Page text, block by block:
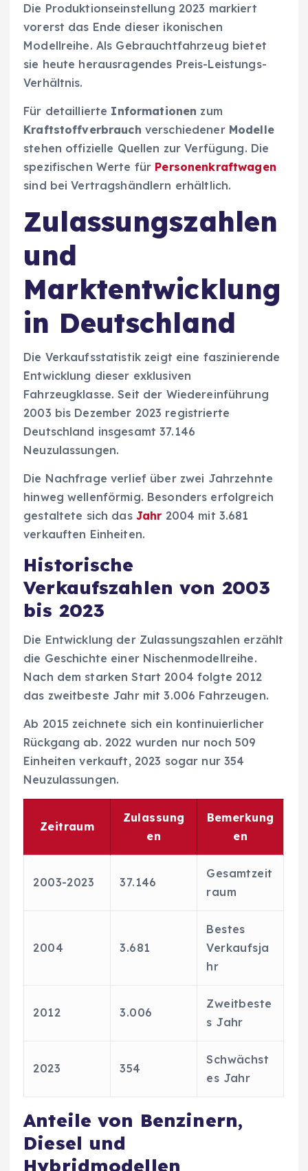
Die Produktionseinstellung 2023 markiert
vorerst das Ende dieser ikonischen
Modellreihe. Als Gebrauchtfahrzeug bietet
sie heute herausragendes Preis-Leistungs-
Verhältnis.
Für detaillierte Informationen zum
Kraftstoffverbrauch verschiedener Modelle
stehen offizielle Quellen zur Verfügung. Die
spezifischen Werte für Personenkraftwagen
sind bei Vertragshändlern erhältlich.
Zulassungszahlen
und
Marktentwicklung
in Deutschland
Die Verkaufsstatistik zeigt eine faszinierende
Entwicklung dieser exklusiven
Fahrzeugklasse. Seit der Wiedereinführung
2003 bis Dezember 2023 registrierte
Deutschland insgesamt 37.146
Neuzulassungen.
Die Nachfrage verlief über zwei Jahrzehnte
hinweg wellenförmig. Besonders erfolgreich
gestaltete sich das Jahr 2004 mit 3.681
verkauften Einheiten.
Historische
Verkaufszahlen von 2003
bis 2023
Die Entwicklung der Zulassungszahlen erzählt
die Geschichte einer Nischenmodellreihe.
Nach dem starken Start 2004 folgte 2012
das zweitbeste Jahr mit 3.006 Fahrzeugen.
Ab 2015 zeichnete sich ein kontinuierlicher
Rückgang ab. 2022 wurden nur noch 509
Einheiten verkauft, 2023 sogar nur 354
Neuzulassungen.
Zeitraum
Zulassung
en
Bemerkung
en
2003-2023 37.146
Gesamtzeit
raum
2004 3.681
Bestes
Verkaufsja
hr
2012 3.006
Zweitbeste
s Jahr
2023 354
Schwächst
es Jahr
Anteile von Benzinern,
Diesel und
Hybridmodellen